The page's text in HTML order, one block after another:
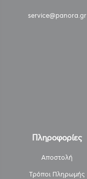
service@panora.gr
Πληροφορίες
Αποστολή
Τρόποι Πληρωμής